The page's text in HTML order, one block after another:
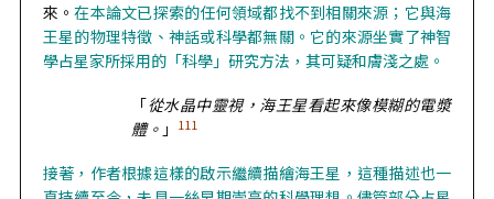
來。在本論文已探索的任何領域都找不到相關來源；它與海
王星的物理特徵、神話或科學都無關。它的來源坐實了神智
學占星家所採用的「科學」研究方法，其可疑和膚淺之處。
「從水晶中靈視，海王星看起來像模糊的電漿
體。 」 111
接著，作者根據這樣的啟示繼續描繪海王星，這種描述也一